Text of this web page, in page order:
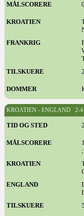
MÅLSCORERE
KROATIEN
FRANKRIG
TILSKUERE
DOMMER
KROATIEN - ENGLAND 2-4
TID OG STED
MÅLSCORERE
KROATIEN
ENGLAND
TILSKUERE